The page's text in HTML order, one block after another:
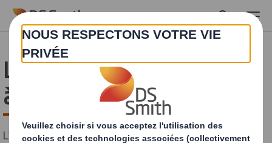
Skip to main content
Les solutions alternatives
à l’emballage plastique
L’impact du plastique sur l’environnement est de plus